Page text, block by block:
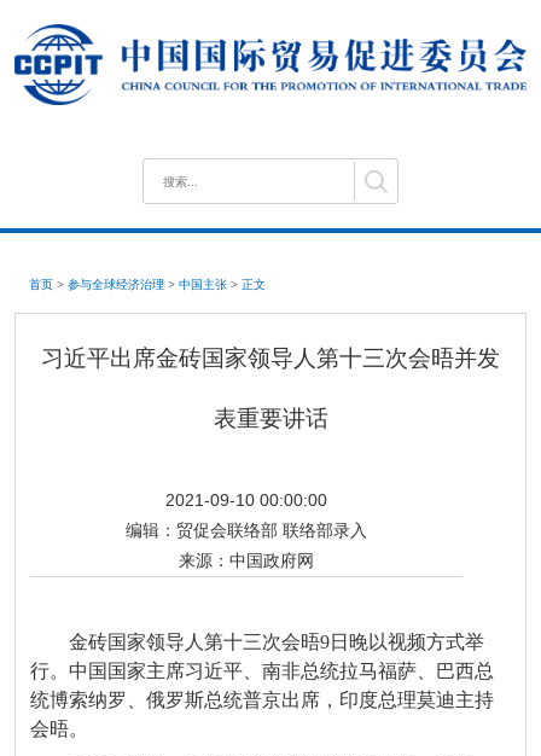
首页 > 参与全球经济治理 > 中国主张 > 正文
习近平出席金砖国家领导人第十三次会晤并发
表重要讲话
2021-09-10 00:00:00
编辑： 贸促会联络部 联络部录入
来源： 中国政府网
金砖国家领导人第十三次会晤9日晚以视频方式举
行。中国国家主席习近平、南非总统拉马福萨、巴西总
统博索纳罗、俄罗斯总统普京出席，印度总理莫迪主持
会晤。